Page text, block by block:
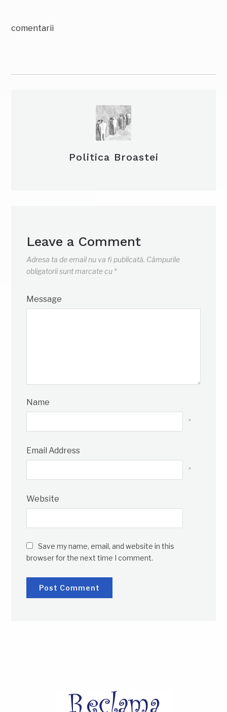
comentarii
Politica Broastei
Leave a Comment
Adresa ta de email nu va fi publicată. Câmpurile
obligatorii sunt marcate cu *
Message
Name
*
Email Address
*
Website
Save my name, email, and website in this
browser for the next time I comment.